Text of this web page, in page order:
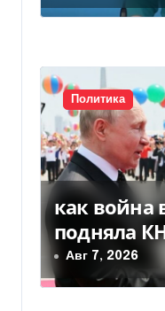
Политика
как война
подняла
Авг 7, 2026